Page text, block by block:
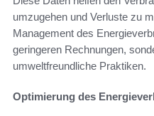
umzugehen und Verluste zu
Management des
geringeren Rechnungen,
umweltfreundliche Praktiken.
Optimierung des